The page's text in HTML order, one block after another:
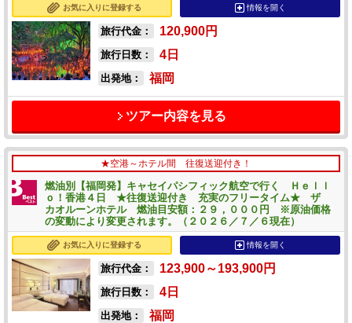
お気に入りに登録する 情報を開く
旅行代金： 120,900円
旅行日数： 4 日
出発地： 福岡
ツアー内容を見る
★空港～ホテル間 往復送迎付き！
燃油別【福岡発】キャセイパシフィック航空で行く Ｈｅｌｌ
ｏ！香港４日 ★往復送迎付き 充実のフリータイム★ ザ
カオルーンホテル 燃油目安額：２９，０００円 ※原油価格
の変動により変更されます。（２０２６／７／６現在）
お気に入りに登録する 情報を開く
旅行代金： 123,900～193,900円
旅行日数： 4 日
出発地： 福岡